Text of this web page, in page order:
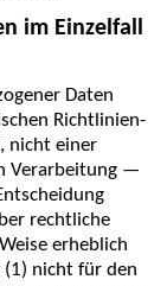
im Einzelfall
Daten
Richtlinien-
nicht einer
Verarbeitung —
rechtliche
erheblich
(1) nicht für den